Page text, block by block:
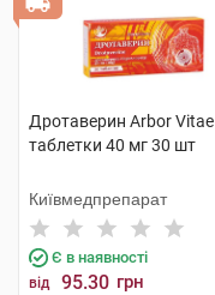
Дротаверин Arbor Vitae
таблетки 40 мг 30 шт
Київмедпрепарат
Є в наявності
від 95.30 грн